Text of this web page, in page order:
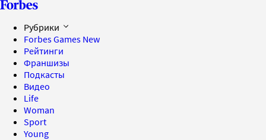
Рубрики
Forbes Games New
Рейтинги
Франшизы
Подкасты
Видео
Life
Woman
Sport
Young